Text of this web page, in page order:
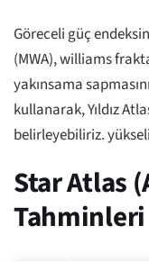
Göreceli güç
(MWA), williams
yakınsama
kullanarak, Yıldız
belirleyebiliriz.
Star Atlas
Tahminleri